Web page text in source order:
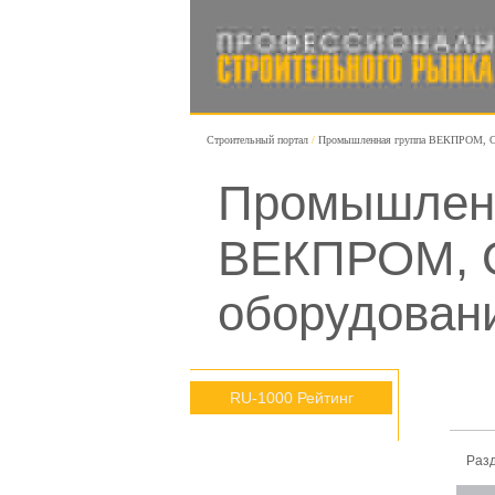
Строительный портал Промышленная группа ВЕКПРОМ,
ВЕКПРОМ,
RU-1000 Рейтинг